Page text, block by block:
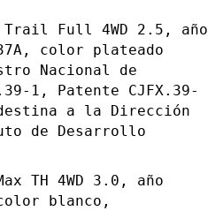
Trail Full 4WD 2.5, año
color plateado
Nacional de
1, Patente CJFX.39-
a la Dirección
de Desarrollo
TH 4WD 3.0, año
blanco,